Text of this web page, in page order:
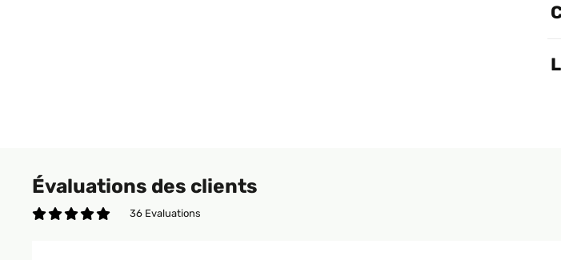
Évaluations des clients
36 Evaluations